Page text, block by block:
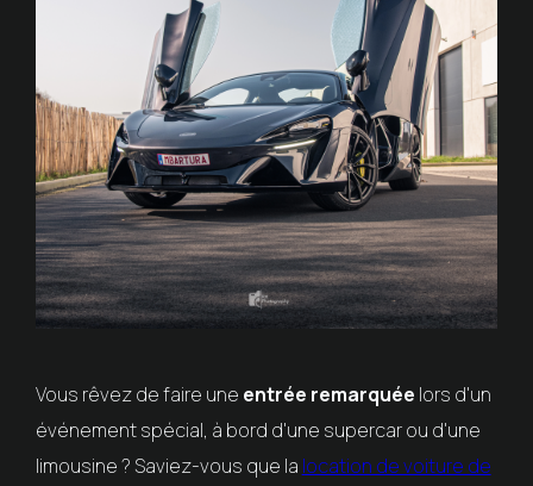
Vous rêvez de faire une entrée remarquée lors d'un
événement spécial, à bord d'une supercar ou d'une
limousine ? Saviez-vous que la location de voiture de